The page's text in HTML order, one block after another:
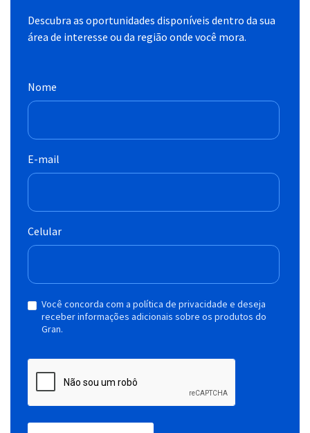
Descubra as oportunidades disponíveis dentro da sua
área de interesse ou da região onde você mora.
Nome
E-mail
Celular
Você concorda com a política de privacidade e deseja
receber informações adicionais sobre os produtos do
Gran.